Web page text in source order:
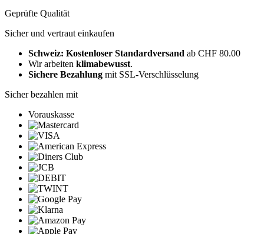
Geprüfte Qualität
Sicher und vertraut einkaufen
Schweiz: Kostenloser Standardversand ab CHF 80.00
Wir arbeiten klimabewusst.
Sichere Bezahlung mit SSL-Verschlüsselung
Sicher bezahlen mit
Vorauskasse